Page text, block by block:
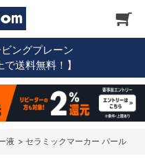
ングプレーン
で送料無料！】
液 > セラミックマーカー パール